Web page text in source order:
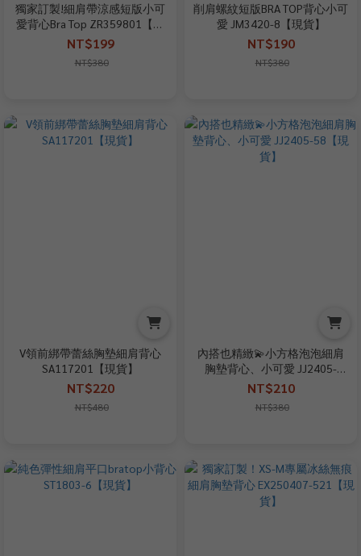
獨家訂製!細肩帶涼感短版小可
愛背心Bra Top ZR359801【現
貨】
NT$199
NT$380
削肩螺紋短版BRA TOP背心小可
愛 JM3420-8【現貨】
NT$190
NT$380
V領前綁帶蕾絲胸墊細肩背心
SA117201【現貨】
NT$220
NT$480
內搭也精緻💫小方格泡泡細肩
胸墊背心、小可愛 JJ2405-
58【現貨】
NT$210
NT$380